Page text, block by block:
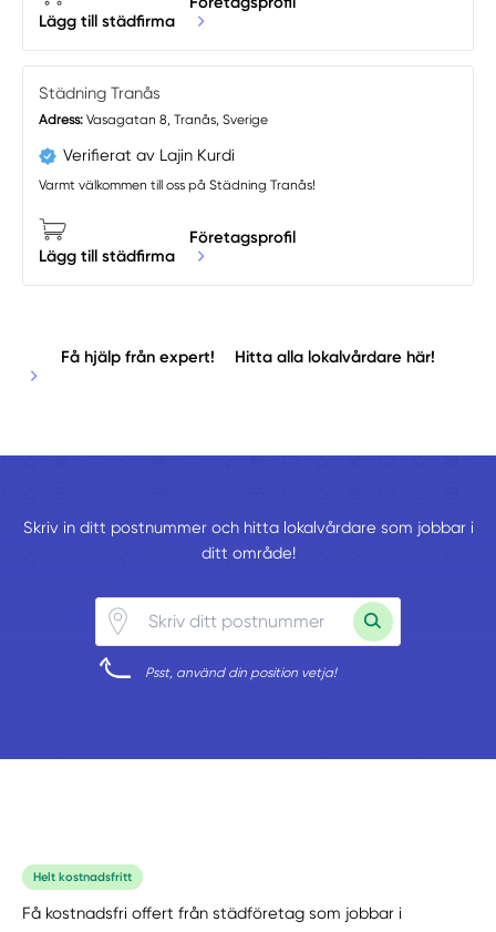
Lägg till städfirma
Städning Tranås
Adress:Vasagatan 8, Tranås, Sverige
Verifierat av Lajin Kurdi
Varmt välkommen till oss på Städning Tranås!
Lägg till städfirma
Företagsprofil
Få hjälp från expert! Hitta alla lokalvårdare här!
Skriv in ditt postnummer och hitta lokalvårdare som jobbar i
ditt område!
Psst, använd din position vetja!
Helt kostnadsfritt
Få kostnadsfri offert från städföretag som jobbar i